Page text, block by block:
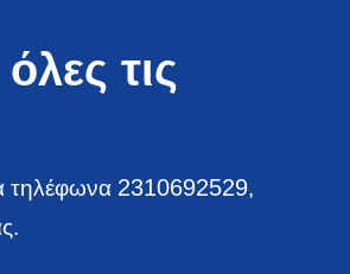
τις
τηλέφωνα 2310692529,